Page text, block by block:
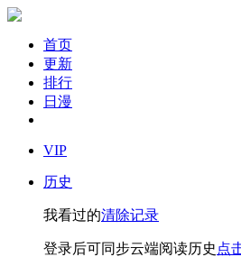
首页
更新
排行
日漫
VIP
历史
我看过的清除记录
登录后可同步云端阅读历史 点